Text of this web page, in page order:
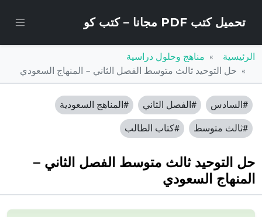
تحميل كتب PDF مجانا – كتب كو
الرئيسية
مناهج وحلول دراسية
حل التوحيد ثالث متوسط الفصل الثاني – المنهاج السعودي
#السادس #الفصل الثاني #المناهج السعودية
#ثالث متوسط #كتاب الطالب
حل التوحيد ثالث متوسط الفصل الثاني –
المنهاج السعودي